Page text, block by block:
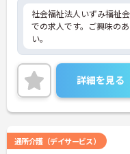
社会福祉法人いずみ福祉
での求人です。ご興味の
い。
詳細を見る
通所介護（デイサービス）